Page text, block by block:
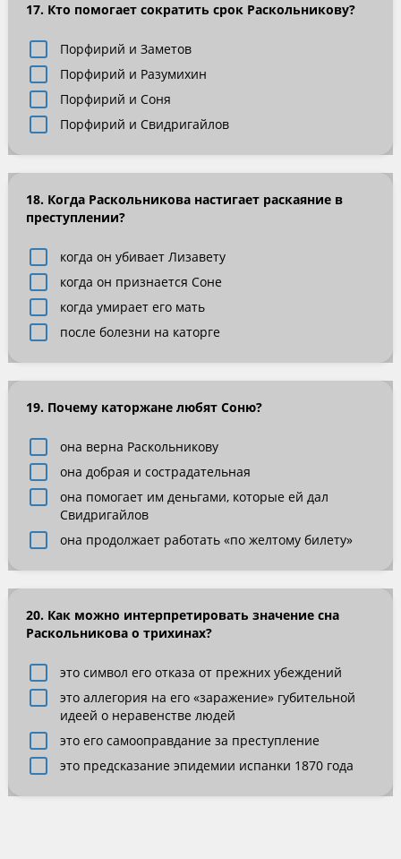
17. Кто помогает сократить срок Раскольникову?
Порфирий и Заметов
Порфирий и Разумихин
Порфирий и Соня
Порфирий и Свидригайлов
18. Когда Раскольникова настигает раскаяние в
преступлении?
когда он убивает Лизавету
когда он признается Соне
когда умирает его мать
после болезни на каторге
19. Почему каторжане любят Соню?
она верна Раскольникову
она добрая и сострадательная
она помогает им деньгами, которые ей дал
Свидригайлов
она продолжает работать «по желтому билету»
20. Как можно интерпретировать значение сна
Раскольникова о трихинах?
это символ его отказа от прежних убеждений
это аллегория на его «заражение» губительной
идеей о неравенстве людей
это его самооправдание за преступление
это предсказание эпидемии испанки 1870 года